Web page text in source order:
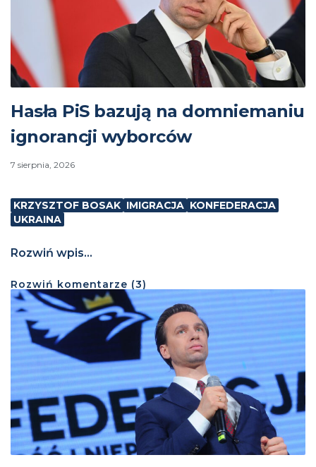
Hasła PiS bazują na domniemaniu
ignorancji wyborców
7 sierpnia, 2026
KRZYSZTOF BOSAK IMIGRACJA KONFEDERACJA
UKRAINA
Rozwiń wpis...
Rozwiń komentarze (3)